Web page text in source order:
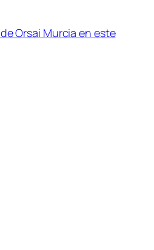
Orsai Murcia en este